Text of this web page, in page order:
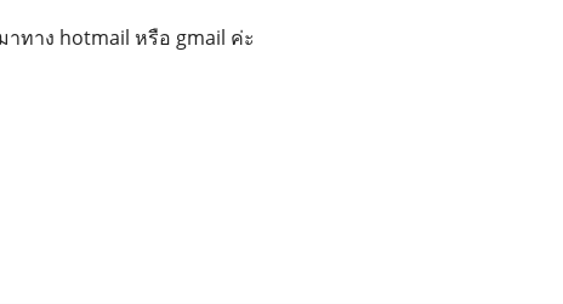
าทาง hotmail หรือ gmail ค่ะ